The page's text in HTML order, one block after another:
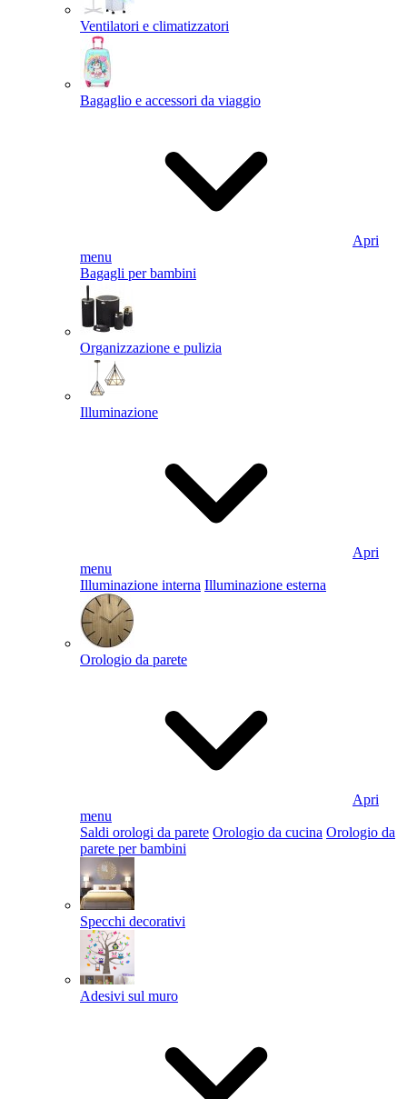
Ventilatori e climatizzatori
Bagaglio e accessori da viaggio
Apri
menu
Bagagli per bambini
Organizzazione e pulizia
Illuminazione
Apri
menu
Illuminazione interna Illuminazione esterna
Orologio da parete
Apri
menu
Saldi orologi da parete Orologio da cucina Orologio da
parete per bambini
Specchi decorativi
Adesivi sul muro